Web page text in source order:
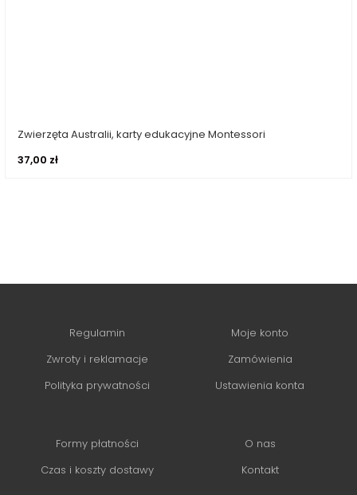
Dowiedz się więcej
Zwierzęta Australii, karty edukacyjne Montessori
37,00 zł
Regulamin
Zwroty i reklamacje
Polityka prywatności
Moje konto
Zamówienia
Ustawienia konta
Formy płatności
Czas i koszty dostawy
O nas
Kontakt